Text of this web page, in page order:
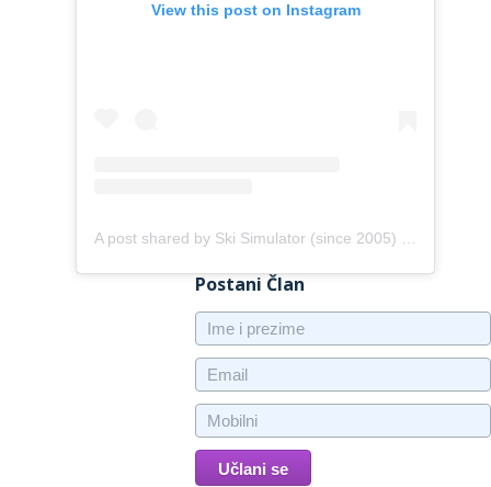
View this post on Instagram
A post shared by Ski Simulator (since 2005) (@skitrack)
Postani Član